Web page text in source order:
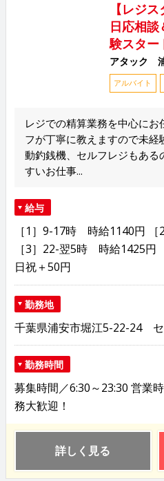
【レジ
日応相談
験スター
アタック
アルバイト
レジでの精算業務を中心にお
フが丁寧に教えますので未経
動釣銭機、セルフレジもあ
すいお仕事...
給与
［1］9-17時 時給1140円
［3］22-翌5時 時給1425
日祝＋50円
勤務地
千葉県浦安市堀江5-22-24
勤務時間
募集時間／6:30～23:30 営業
務大歓迎！
詳しく見る